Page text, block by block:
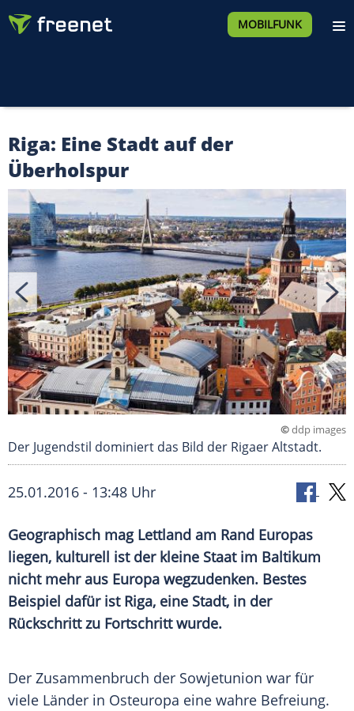
MOBILFUNK
Riga: Eine Stadt auf der
Überholspur
©ddp images
Der Jugendstil dominiert das Bild der Rigaer Altstadt.
25.01.2016 - 13:48 Uhr
Geographisch mag Lettland am Rand Europas
liegen, kulturell ist der kleine Staat im Baltikum
nicht mehr aus Europa wegzudenken. Bestes
Beispiel dafür ist Riga, eine Stadt, in der
Rückschritt zu Fortschritt wurde.
Der Zusammenbruch der Sowjetunion war für
viele Länder in Osteuropa eine wahre Befreiung.